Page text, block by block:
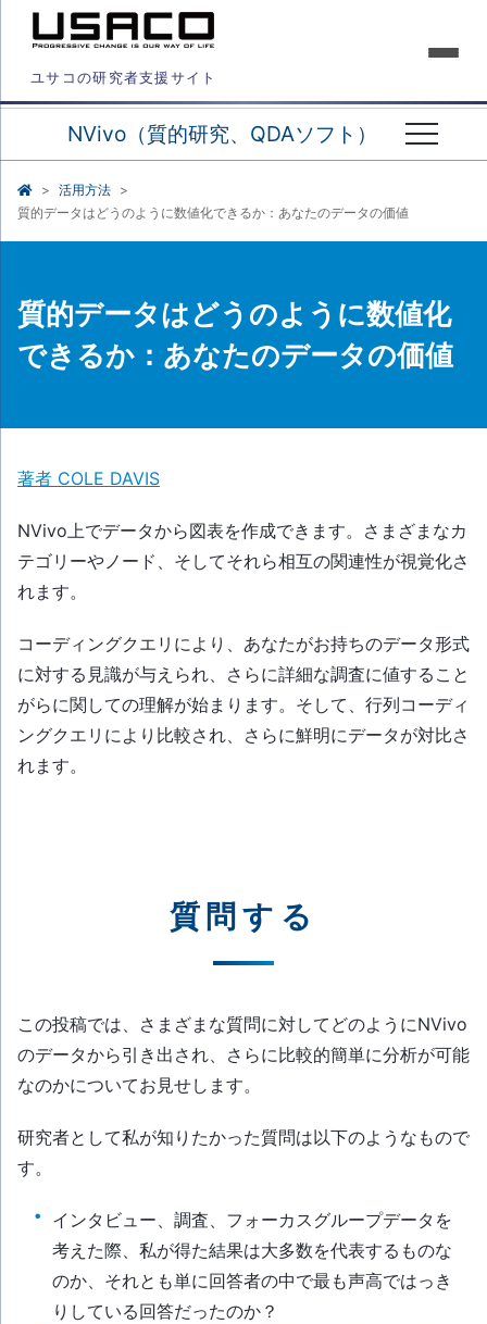
ユサコの研究者支援サイト
NVivo（質的研究、QDAソフト）
活用方法
質的データはどうのように数値化できるか：あなたのデータの価値
質的データはどうのように数値化
できるか：あなたのデータの価値
著者 COLE DAVIS
NVivo上でデータから図表を作成できます。さまざまなカ
テゴリーやノード、そしてそれら相互の関連性が視覚化さ
れます。
コーディングクエリにより、あなたがお持ちのデータ形式
に対する見識が与えられ、さらに詳細な調査に値すること
がらに関しての理解が始まります。そして、行列コーディ
ングクエリにより比較され、さらに鮮明にデータが対比さ
れます。
質問する
この投稿では、さまざまな質問に対してどのようにNVivo
のデータから引き出され、さらに比較的簡単に分析が可能
なのかについてお見せします。
研究者として私が知りたかった質問は以下のようなもので
す。
インタビュー、調査、フォーカスグループデータを
考えた際、私が得た結果は大多数を代表するものな
のか、それとも単に回答者の中で最も声高ではっき
りしている回答だったのか？